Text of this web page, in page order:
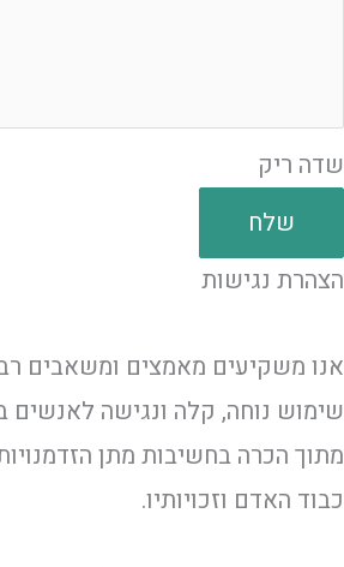
שדה ריק
שלח
הצהרת נגישות
אנו משקיעים מאמצים ומשאבים
שימוש נוחה, קלה ונגישה לאנשים
מתוך הכרה בחשיבות מתן
כבוד האדם וזכויותיו.